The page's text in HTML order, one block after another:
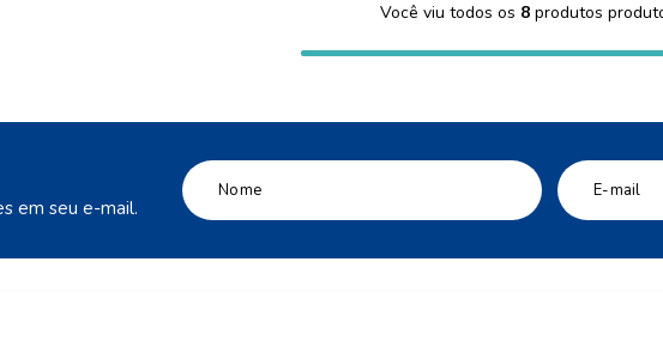
Você viu todos os 8produtos
em seu e-mail.